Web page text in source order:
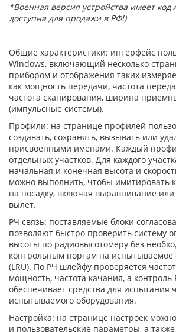
*Военная версия устройства имеет код
доступна для продажи в РФ!)
Общие характеристики: интерфейс
Windows, включающий несколько
прибором и отображения таких
как мощность передачи, частота
частота сканирования, ширина
(импульсные системы).
Профили: на странице профилей
создавать, сохранять, вызывать или
присвоенными именами. Каждый
отдельных участков. Для каждого
начальная и конечная высота и
можно выполнить, чтобы имитировать
на посадку, включая выравнивание
вылет.
РЧ связь: поставляемые блоки
позволяют быстро проверить систему
высоты по радиовысотомеру без
контрольным портам на испытываемое
(LRU). По РЧ шлейфу проверяется
мощность, частота качания, а контроль
обеспечивает средства для испытания
испытываемого оборудования.
Настройка: на странице настроек
и пользовательские параметры, а